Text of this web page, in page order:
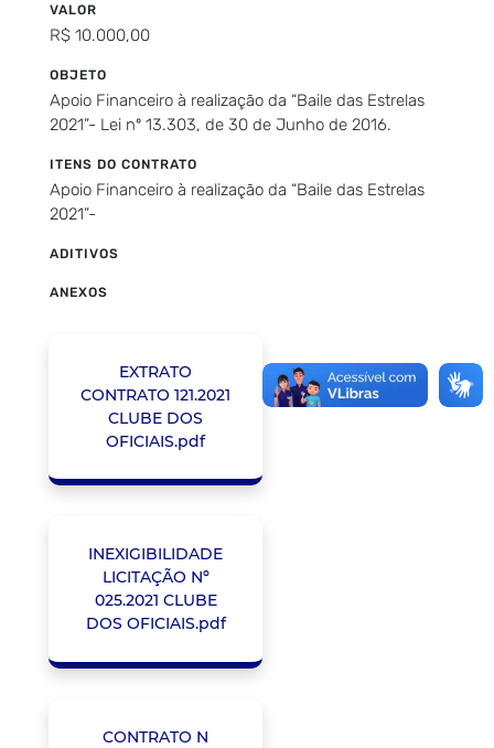
VALOR
R$ 10.000,00
OBJETO
Apoio Financeiro à realização da “Baile das Estrelas
2021”- Lei nº 13.303, de 30 de Junho de 2016.
ITENS DO CONTRATO
Apoio Financeiro à realização da “Baile das Estrelas
2021”-
ADITIVOS
ANEXOS
EXTRATO
CONTRATO 121.2021
CLUBE DOS
OFICIAIS.pdf
INEXIGIBILIDADE
LICITAÇÃO Nº
025.2021 CLUBE
DOS OFICIAIS.pdf
CONTRATO N